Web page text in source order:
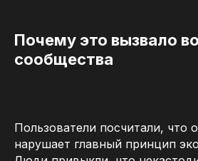
Почему это вызвало
сообщества
Пользователи посчитали, что
нарушает главный принцип